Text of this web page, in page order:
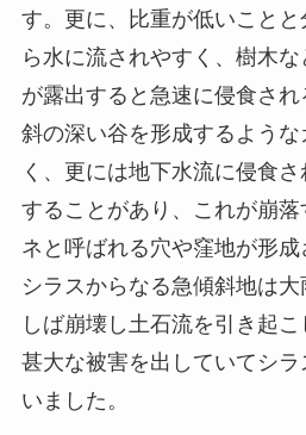
す。更に、比重が低いこと
ら水に流されやすく、樹木
が露出すると急速に侵食さ
斜の深い谷を形成するよう
く、更には地下水流に侵食
することがあり、これが崩
ネと呼ばれる穴や窪地が形
シラスからなる急傾斜地は
しば崩壊し土石流を引き起
甚大な被害を出していてシ
いました。